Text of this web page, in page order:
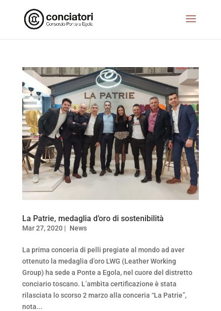
La Patrie, medaglia d’oro di sostenibilità
Mar 27, 2020| News
La prima conceria di pelli pregiate al mondo ad aver
ottenuto la medaglia d’oro LWG (Leather Working
Group) ha sede a Ponte a Egola, nel cuore del distretto
conciario toscano. L’ambìta certificazione è stata
rilasciata lo scorso 2 marzo alla conceria “La Patrie”,
nota...